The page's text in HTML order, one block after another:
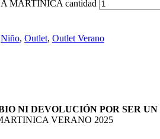
MARTINICA cantidad
Niño, Outlet, Outlet Verano
NI DEVOLUCIÓN POR SER
VERANO 2025